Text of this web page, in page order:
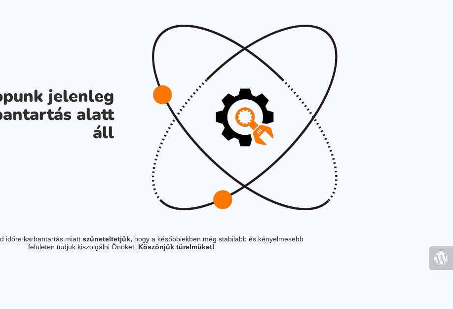
jelenleg
alatt
áll
időre karbantartás miatt szüneteltetjük, hogy a későbbiekben még stabilabb és kényelmesebb
felületen tudjuk kiszolgálni Önöket. Köszönjük türelmüket!